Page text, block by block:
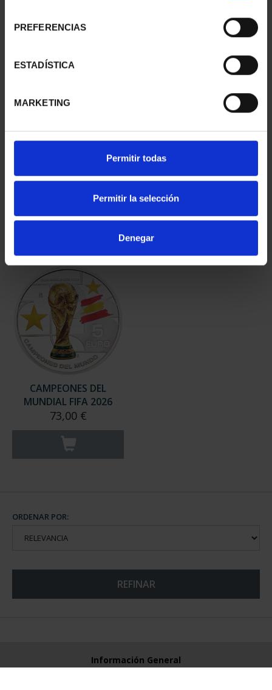
PREFERENCIAS
ESTADÍSTICA
MARKETING
Permitir todas
Permitir la selección
Denegar
REALES
V CENT. ALVARO DE
73,00 €
CAMPEONES DEL
MUNDIAL FIFA 2026
73,00 €
ORDENAR POR:
REFINAR
Información General